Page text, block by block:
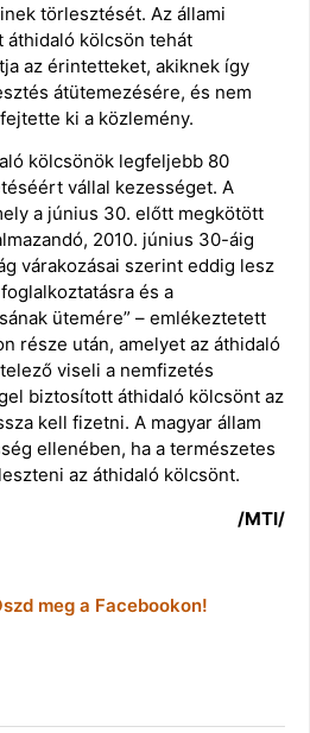
törlesztését. Az állami
áthidaló kölcsön tehát
az érintetteket, akiknek így
átütemezésére, és nem
ki a közlemény.
kölcsönök legfeljebb 80
vállal kezességet. A
a június 30. előtt megkötött
2010. június 30-áig
várakozásai szerint eddig lesz
és a
ütemére” – emlékeztetett
része után, amelyet az áthidaló
viseli a nemfizetés
biztosított áthidaló kölcsönt az
kell fizetni. A magyar állam
ellenében, ha a természetes
az áthidaló kölcsönt.
/MTI/
meg a Facebookon!